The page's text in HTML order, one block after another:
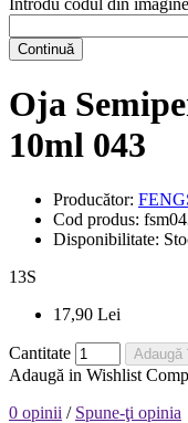
Continuă
Oja
10ml 043
Producător:
Cod produs:
Disponibilitate:
13S
17,90 Lei
Cantitate Adaugă
Adaugă in Wishlist
0 opinii / Spune-ţi opinia